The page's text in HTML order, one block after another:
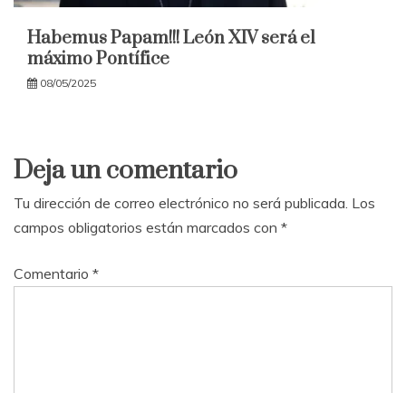
Habemus Papam!!! León XIV será el
máximo Pontífice
08/05/2025
Deja un comentario
Tu dirección de correo electrónico no será publicada. Los
campos obligatorios están marcados con *
Comentario *